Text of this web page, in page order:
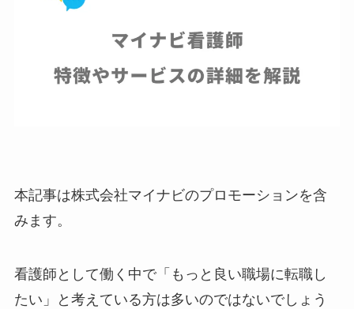
本記事は株式会社マイナビのプロモーションを含
みます。
看護師として働く中で「もっと良い職場に転職し
たい」と考えている方は多いのではないでしょう